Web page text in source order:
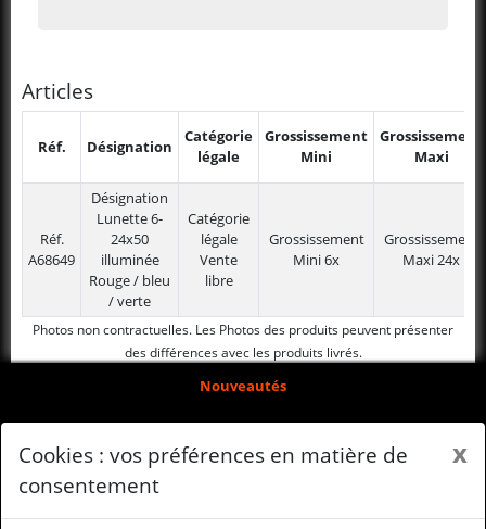
Articles
Réf. Désignation
Catégorie
légale
Grossissement
Mini
Grossissement
Maxi
Réf.
A68649
Désignation
Lunette 6-
24x50
illuminée
Rouge / bleu
/ verte
Catégorie
légale
Vente
libre
Grossissement
Mini6x
Grossissement
Maxi24x
Photos non contractuelles. Les Photos des produits peuvent présenter
des différences avec les produits livrés.
Nouveautés
Arrivages
Mentions légales
Cookies : vos préférences en matière de
consentement
x